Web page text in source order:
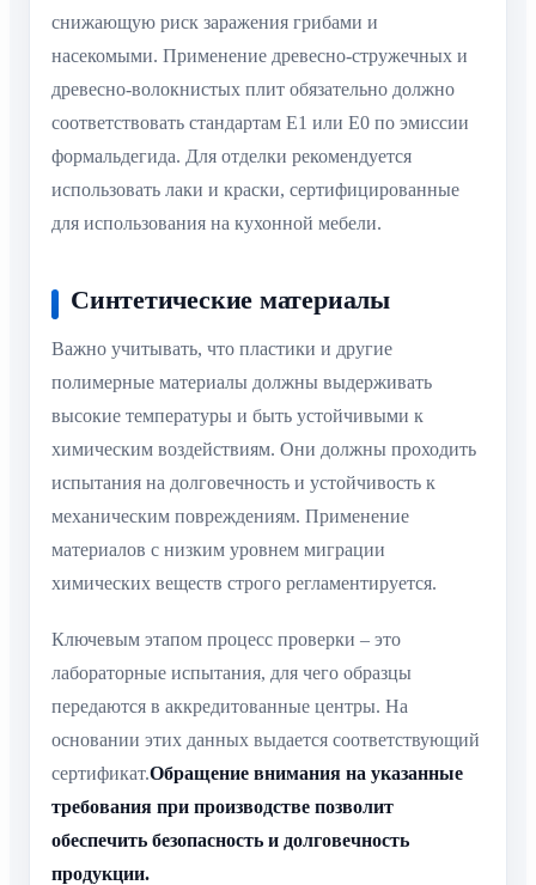
снижающую риск заражения грибами и
насекомыми. Применение древесно-стружечных и
древесно-волокнистых плит обязательно должно
соответствовать стандартам E1 или E0 по эмиссии
формальдегида. Для отделки рекомендуется
использовать лаки и краски, сертифицированные
для использования на кухонной мебели.
Синтетические материалы
Важно учитывать, что пластики и другие
полимерные материалы должны выдерживать
высокие температуры и быть устойчивыми к
химическим воздействиям. Они должны проходить
испытания на долговечность и устойчивость к
механическим повреждениям. Применение
материалов с низким уровнем миграции
химических веществ строго регламентируется.
Ключевым этапом процесс проверки – это
лабораторные испытания, для чего образцы
передаются в аккредитованные центры. На
основании этих данных выдается соответствующий
сертификат.Обращение внимания на указанные
требования при производстве позволит
обеспечить безопасность и долговечность
продукции.